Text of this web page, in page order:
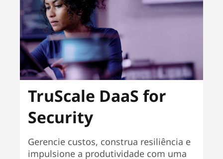
TruScale DaaS for
Security
Gerencie custos, construa resiliência e
impulsione a produtividade com uma